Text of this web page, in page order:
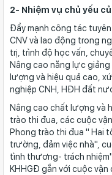
2- Nhiệm vụ chủ yếu
Đẩy mạnh công tác
CNV và lao động trong
trị, trình độ học vấn,
Nâng cao năng lực
lượng và hiệu quả cao,
nghiệp CNH, HĐH đất
Nâng cao chất lượng và
trào thi đua, các cuộc
Phong trào thi đua " Hai
trường, đảm việc nhà",
tình thương- trách
KHHGĐ gắn với cuộc